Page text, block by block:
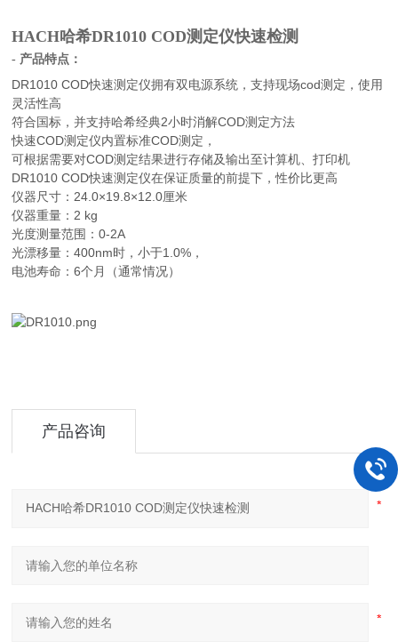
HACH哈希DR1010 COD测定仪快速检测
- 产品特点：
DR1010 COD快速测定仪拥有双电源系统，支持现场cod测定，使用
灵活性高
符合国标，并支持哈希经典2小时消解COD测定方法
快速COD测定仪内置标准COD测定，
可根据需要对COD测定结果进行存储及输出至计算机、打印机
DR1010 COD快速测定仪在保证质量的前提下，性价比更高
仪器尺寸：24.0×19.8×12.0厘米
仪器重量：2 kg
光度测量范围：0-2A
光漂移量：400nm时，小于1.0%，
电池寿命：6个月（通常情况）
产品咨询